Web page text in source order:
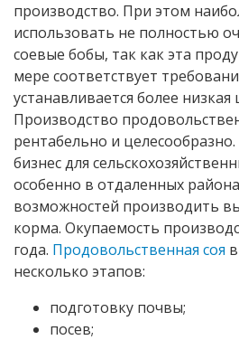
производство. При этом
использовать не полностью
соевые бобы, так как эта
мере соответствует
устанавливается более
Производство
рентабельно и
бизнес для
особенно в отдаленных
возможностей производить
корма. Окупаемость
года. Продовольственная соя
несколько этапов:
подготовку почвы;
посев;